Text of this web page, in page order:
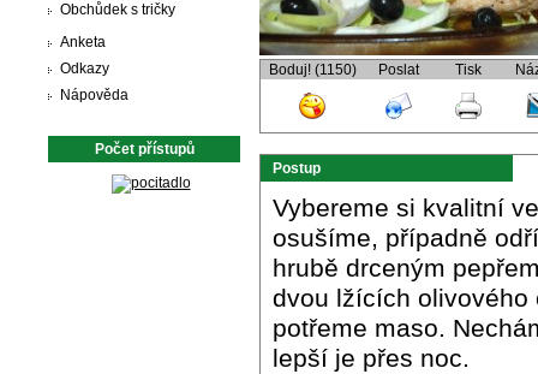
Obchůdek s tričky
Anketa
Odkazy
Nápověda
Počet přístupů
Boduj! (1150) Poslat Tisk
Postup
Vybereme si kvalitní
osušíme, případně
hrubě drceným
dvou lžících olivového
potřeme maso.
lepší je přes noc.